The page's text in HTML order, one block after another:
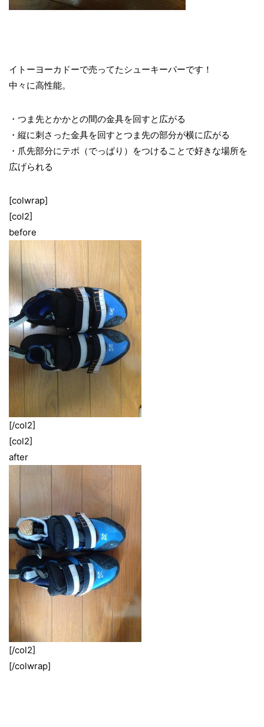
イトーヨーカドーで売ってたシューキーパーです！
中々に高性能。
・つま先とかかとの間の金具を回すと広がる
・縦に刺さった金具を回すとつま先の部分が横に広がる
・爪先部分にテポ（でっぱり）をつけることで好きな場所を
広げられる
[colwrap]
[col2]
before
[/col2]
[col2]
after
[/col2]
[/colwrap]